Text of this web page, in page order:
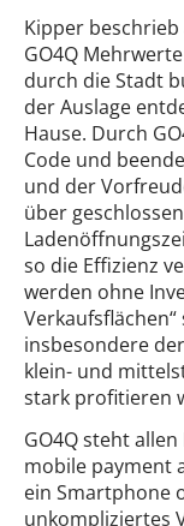
Kipper
GO4Q
durch die Stadt
der Auslage
Hause. Durch
Code und
und der
über
so die Effizienz
werden ohne
insbesondere
klein- und
stark profitieren
GO4Q steht
mobile payment
ein Smartphone
unkompliziertes